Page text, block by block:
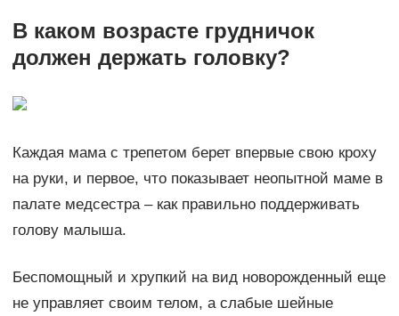
В каком возрасте грудничок
должен держать головку?
Каждая мама с трепетом берет впервые свою кроху
на руки, и первое, что показывает неопытной маме в
палате медсестра – как правильно поддерживать
голову малыша.
Беспомощный и хрупкий на вид новорожденный еще
не управляет своим телом, а слабые шейные